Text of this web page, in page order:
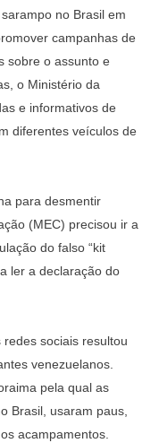
no Brasil em
campanhas de
sobre o assunto e
o Ministério da
e informativos de
diferentes veículos de
para desmentir
(MEC) precisou ir a
do falso “kit
ler a declaração do
sociais resultou
venezuelanos.
pela qual as
Brasil, usaram paus,
acampamentos.